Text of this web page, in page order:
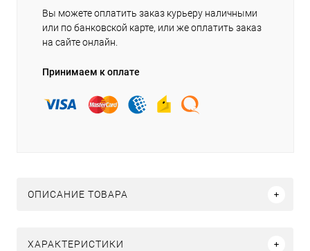
Вы можете оплатить заказ курьеру наличными
или по банковской карте, или же оплатить заказ
на сайте онлайн.
Принимаем к оплате
ОПИСАНИЕ ТОВАРА
ХАРАКТЕРИСТИКИ